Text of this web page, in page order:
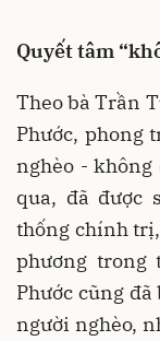
Quyết tâm
Theo bà Trần
Phước, phong
nghèo -
qua, đã được
thống chính
phương trong
Phước cũng
người nghèo,